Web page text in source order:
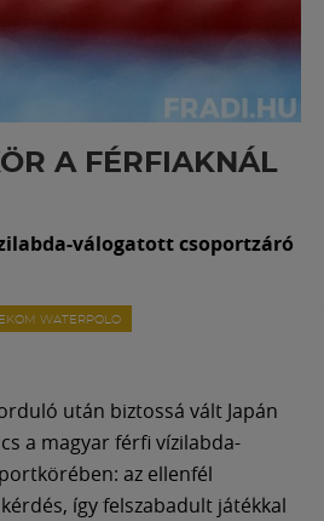
A FÉRFIAKNÁL
válogatott csoportzáró
WATERPOLO
után biztossá vált Japán
a magyar férfi vízilabda-
az ellenfél
így felszabadult játékkal